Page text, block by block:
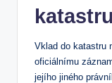
Vklad do katastru
oficiálnímu
jejího jiného